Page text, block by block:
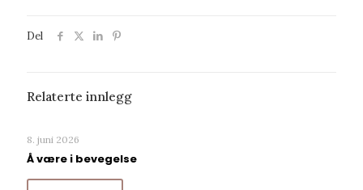
Del
Relaterte innlegg
8. juni 2026
Å være i bevegelse